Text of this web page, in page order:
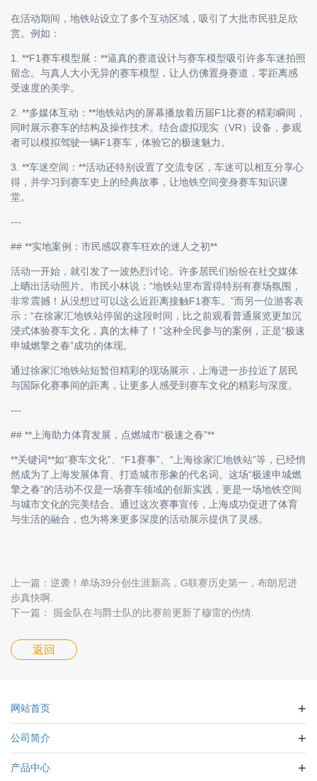
在活动期间，地铁站设立了多个互动区域，吸引了大批市民驻足欣
赏。例如：
1. **F1赛车模型展：**逼真的赛道设计与赛车模型吸引许多车迷拍照
留念。与真人大小无异的赛车模型，让人仿佛置身赛道，零距离感
受速度的美学。
2. **多媒体互动：**地铁站内的屏幕播放着历届F1比赛的精彩瞬间，
同时展示赛车的结构及操作技术。结合虚拟现实（VR）设备，参观
者可以模拟驾驶一辆F1赛车，体验它的极速魅力。
3. **车迷空间：**活动还特别设置了交流专区，车迷可以相互分享心
得，并学习到赛车史上的经典故事，让地铁空间变身赛车知识课
堂。
---
## **实地案例：市民感叹赛车狂欢的迷人之初**
活动一开始，就引发了一波热烈讨论。许多居民们纷纷在社交媒体
上晒出活动照片。市民小林说：“地铁站里布置得特别有赛场氛围，
非常震撼！从没想过可以这么近距离接触F1赛车。”而另一位游客表
示：“在徐家汇地铁站停留的这段时间，比之前观看普通展览更加沉
浸式体验赛车文化，真的太棒了！”这种全民参与的案例，正是“极速
申城燃擎之春”成功的体现。
通过徐家汇地铁站短暂但精彩的现场展示，上海进一步拉近了居民
与国际化赛事间的距离，让更多人感受到赛车文化的精彩与深度。
---
## **上海助力体育发展，点燃城市“极速之春”**
**关键词**如“赛车文化”、“F1赛事”、“上海徐家汇地铁站”等，已经悄
然成为了上海发展体育、打造城市形象的代名词。这场“极速申城燃
擎之春”的活动不仅是一场赛车领域的创新实践，更是一场地铁空间
与城市文化的完美结合。通过这次赛事宣传，上海成功促进了体育
与生活的融合，也为将来更多深度的活动展示提供了灵感。
上一篇：逆袭！单场39分创生涯新高，G联赛历史第一，布朗尼进
步真快啊.
下一篇： 掘金队在与爵士队的比赛前更新了穆雷的伤情.
返回
网站首页
公司简介
产品中心